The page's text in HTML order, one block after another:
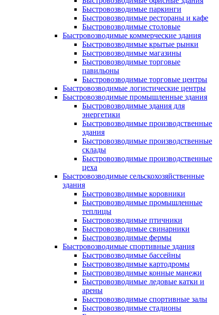
Быстровозводимые паркинги
Быстровозводимые рестораны и кафе
Быстровозводимые столовые
Быстровозводимые коммерческие здания
Быстровозводимые крытые рынки
Быстровозводимые магазины
Быстровозводимые торговые
павильоны
Быстровозводимые торговые центры
Быстровозводимые логистические центры
Быстровозводимые промышленные здания
Быстровозводимые здания для
энергетики
Быстровозводимые производственные
здания
Быстровозводимые производственные
склады
Быстровозводимые производственные
цеха
Быстровозводимые сельскохозяйственные
здания
Быстровозводимые коровники
Быстровозводимые промышленные
теплицы
Быстровозводимые птичники
Быстровозводимые свинарники
Быстровозводимые фермы
Быстровозводимые спортивные здания
Быстровозводимые бассейны
Быстровозводимые картодромы
Быстровозводимые конные манежи
Быстровозводимые ледовые катки и
арены
Быстровозводимые спортивные залы
Быстровозводимые стадионы